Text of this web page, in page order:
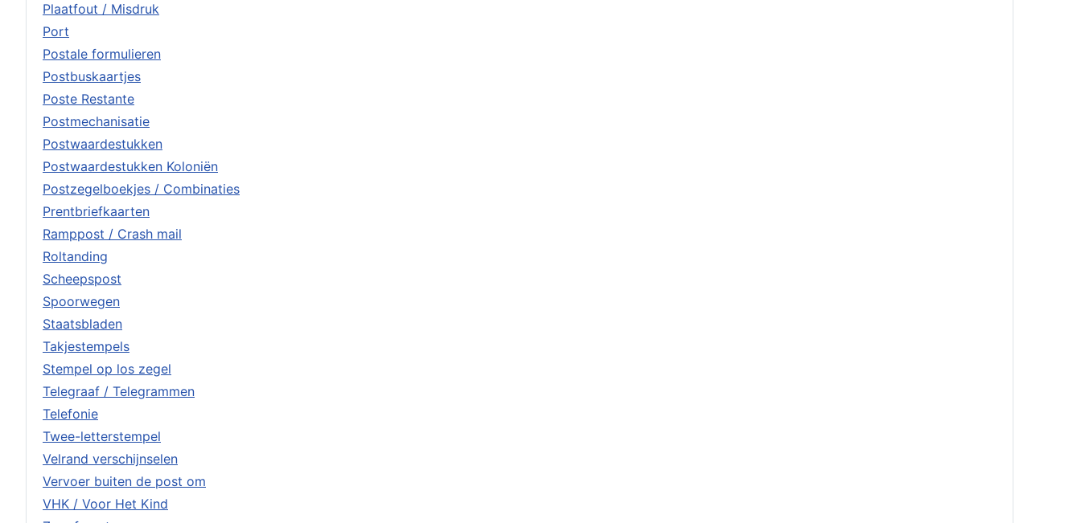
Plaatfout / Misdruk
Port
Postale formulieren
Postbuskaartjes
Poste Restante
Postmechanisatie
Postwaardestukken
Postwaardestukken Koloniën
Postzegelboekjes / Combinaties
Prentbriefkaarten
Ramppost / Crash mail
Roltanding
Scheepspost
Spoorwegen
Staatsbladen
Takjestempels
Stempel op los zegel
Telegraaf / Telegrammen
Telefonie
Twee-letterstempel
Velrand verschijnselen
Vervoer buiten de post om
VHK / Voor Het Kind